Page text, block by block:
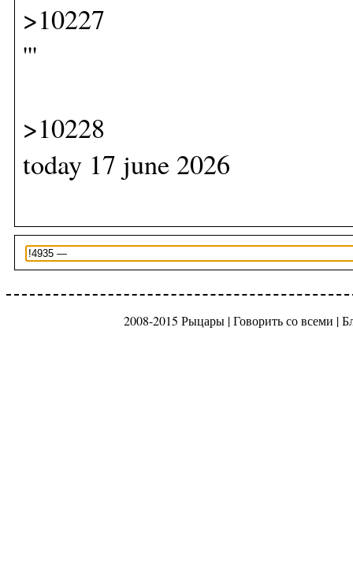
>10227
'''
>10228
today 17 june 2026
2008-2015 Рыцары |Говорить со всеми |